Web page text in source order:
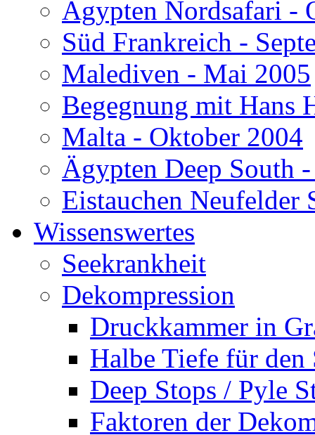
Ägypten Nordsafari -
Süd Frankreich -
Malediven - Mai 2005
Begegnung mit Hans
Malta - Oktober 2004
Ägypten Deep South
Eistauchen Neufelder
Wissenswertes
Seekrankheit
Dekompression
Druckkammer in
Halbe Tiefe für den
Deep Stops / Pyle
Faktoren der